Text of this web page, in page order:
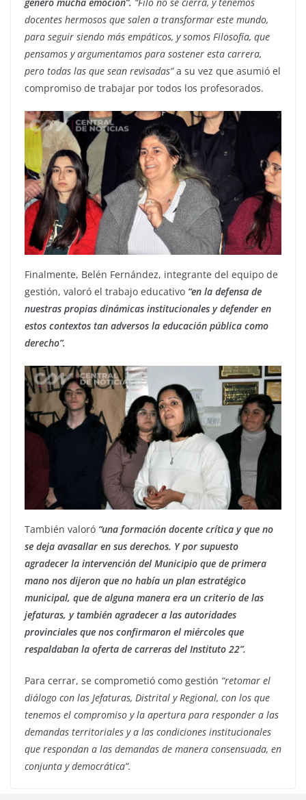
generó mucha emoción”. “Filo no se cierra, y tenemos
docentes hermosos que salen a transformar este mundo,
para seguir siendo más empáticos, y somos Filosofía, que
pensamos y argumentamos para sostener esta carrera,
pero todas las que sean revisadas”a su vez que asumió el
compromiso de trabajar por todos los profesorados.
Finalmente, Belén Fernández, integrante del equipo de
gestión, valoró el trabajo educativo “en la defensa de
nuestras propias dinámicas institucionales y defender en
estos contextos tan adversos la educación pública como
derecho”.
También valoró “una formación docente crítica y que no
se deja avasallar en sus derechos. Y por supuesto
agradecer la intervención del Municipio que de primera
mano nos dijeron que no había un plan estratégico
municipal, que de alguna manera era un criterio de las
jefaturas, y también agradecer a las autoridades
provinciales que nos confirmaron el miércoles que
respaldaban la oferta de carreras del Instituto 22”.
Para cerrar, se comprometió como gestión “retomar el
diálogo con las Jefaturas, Distrital y Regional, con los que
tenemos el compromiso y la apertura para responder a las
demandas territoriales y a las condiciones institucionales
que respondan a las demandas de manera consensuada, en
conjunta y democrática”.